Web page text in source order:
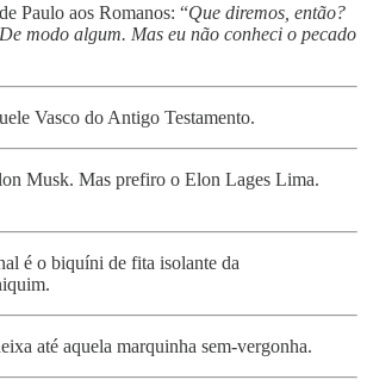
Paulo aos Romanos: “Que diremos, então?
modo algum. Mas eu não conheci o pecado
Vasco do Antigo Testamento.
Musk. Mas prefiro o Elon Lages Lima.
é o biquíni de fita isolante da
até aquela marquinha sem-vergonha.